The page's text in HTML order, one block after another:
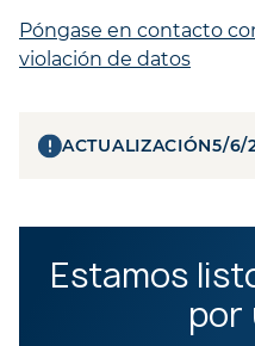
Póngase en contacto
violación de datos
ACTUALIZACIÓN5/6/
Estamos
por